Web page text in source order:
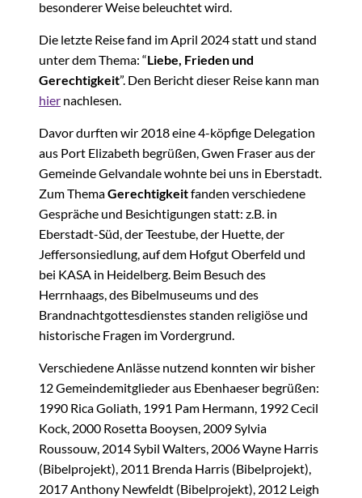
besonderer Weise beleuchtet wird.
Die letzte Reise fand im April 2024 statt und stand
unter dem Thema: “Liebe, Frieden und
Gerechtigkeit”. Den Bericht dieser Reise kann man
hier nachlesen.
Davor durften wir 2018 eine 4-köpfige Delegation
aus Port Elizabeth begrüßen, Gwen Fraser aus der
Gemeinde Gelvandale wohnte bei uns in Eberstadt.
Zum ThemaGerechtigkeitfanden verschiedene
Gespräche und Besichtigungen statt: z.B. in
Eberstadt-Süd, der Teestube, der Huette, der
Jeffersonsiedlung, auf dem Hofgut Oberfeld und
bei KASA in Heidelberg. Beim Besuch des
Herrnhaags, des Bibelmuseums und des
Brandnachtgottesdienstes standen religiöse und
historische Fragen im Vordergrund.
Verschiedene Anlässe nutzend konnten wir bisher
12 Gemeindemitglieder aus Ebenhaeser begrüßen:
1990 Rica Goliath, 1991 Pam Hermann, 1992 Cecil
Kock, 2000 Rosetta Booysen, 2009 Sylvia
Roussouw, 2014 Sybil Walters, 2006 Wayne Harris
(Bibelprojekt), 2011 Brenda Harris (Bibelprojekt),
2017 Anthony Newfeldt (Bibelprojekt), 2012 Leigh